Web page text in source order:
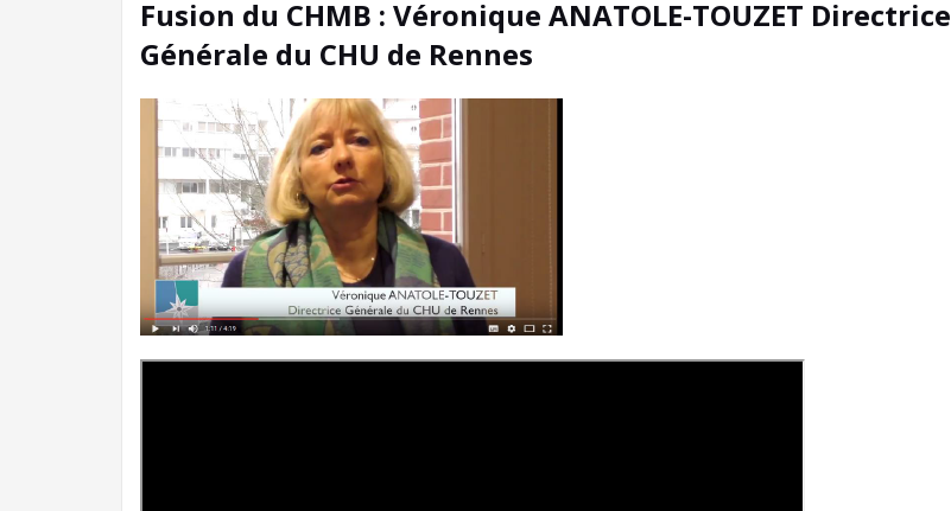
Fusion du CHMB : Véronique ANATOLE-TOUZET Directrice
Générale du CHU de Rennes